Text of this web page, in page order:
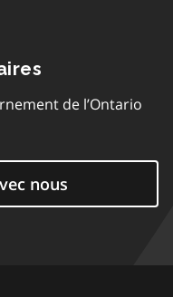
de l’Ontario
nous